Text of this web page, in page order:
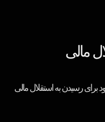
مالی
برای رسیدن به استقلال مالی